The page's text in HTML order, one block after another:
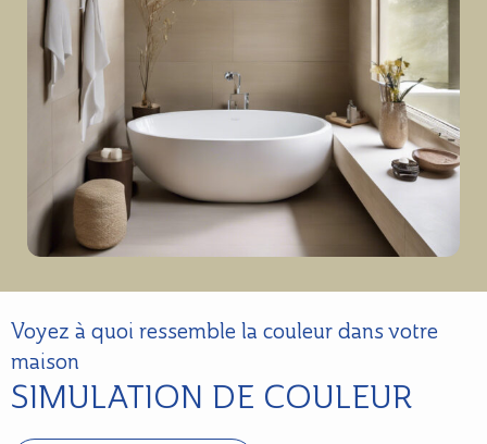
Voyez à quoi ressemble la couleur dans votre
maison
SIMULATION DE COULEUR